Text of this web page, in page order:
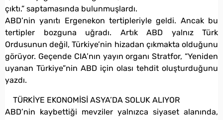
çıktı.” saptamasında bulunmuşlardı.
ABD’nin yanıtı Ergenekon tertipleriyle geldi. Ancak bu
tertipler bozguna uğradı. Artık ABD yalnız Türk
Ordusunun değil, Türkiye’nin hizadan çıkmakta olduğunu
görüyor. Geçende CIA’nın yayın organı Stratfor, “Yeniden
uyanan Türkiye”nin ABD için olası tehdit oluşturduğunu
yazdı.
TÜRKİYE EKONOMİSİ ASYA’DA SOLUK ALIYOR
ABD’nin kaybettiği mevziler yalnızca siyaset alanında,